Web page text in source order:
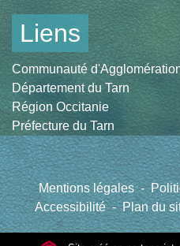
Liens
Communauté
Département du Tarn
Région Occitanie
Préfecture du Tarn
Mentions légales -
Accessibilité - Plan du